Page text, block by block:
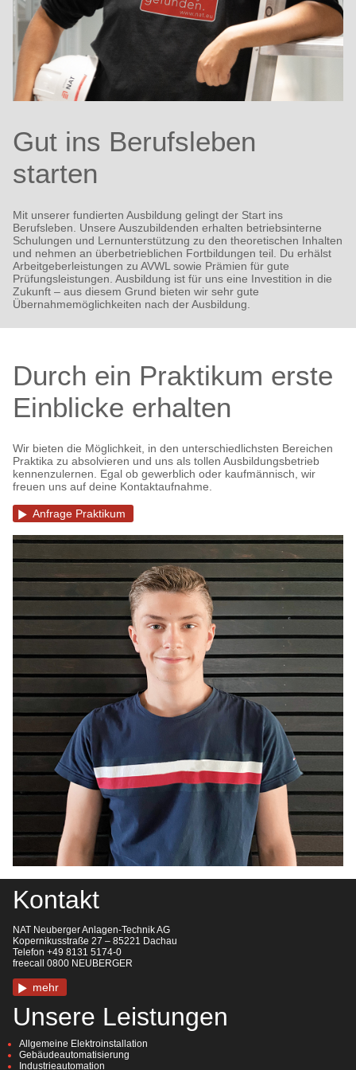
Gut ins Berufsleben
starten
Mit unserer fundierten Ausbildung gelingt der Start ins
Berufsleben. Unsere Auszubildenden erhalten betriebsinterne
Schulungen und Lernunterstützung zu den theoretischen Inhalten
und nehmen an überbetrieblichen Fortbildungen teil. Du erhälst
Arbeitgeberleistungen zu AVWL sowie Prämien für gute
Prüfungsleistungen. Ausbildung ist für uns eine Investition in die
Zukunft – aus diesem Grund bieten wir sehr gute
Übernahmemöglichkeiten nach der Ausbildung.
Durch ein Praktikum erste
Einblicke erhalten
Wir bieten die Möglichkeit, in den unterschiedlichsten Bereichen
Praktika zu absolvieren und uns als tollen Ausbildungsbetrieb
kennenzulernen. Egal ob gewerblich oder kaufmännisch, wir
freuen uns auf deine Kontaktaufnahme.
Anfrage Praktikum
Kontakt
NAT Neuberger Anlagen-Technik AG
Kopernikusstraße 27 – 85221 Dachau
Telefon +49 8131 5174-0
freecall 0800 NEUBERGER
mehr
Unsere Leistungen
Allgemeine Elektroinstallation
Gebäudeautomatisierung
Industrieautomation